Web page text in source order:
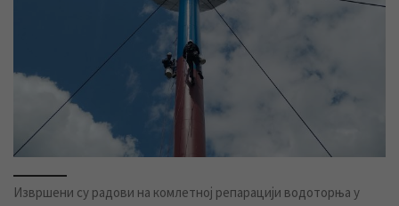
Извршени су радови на комлетној репарацији водоторња у